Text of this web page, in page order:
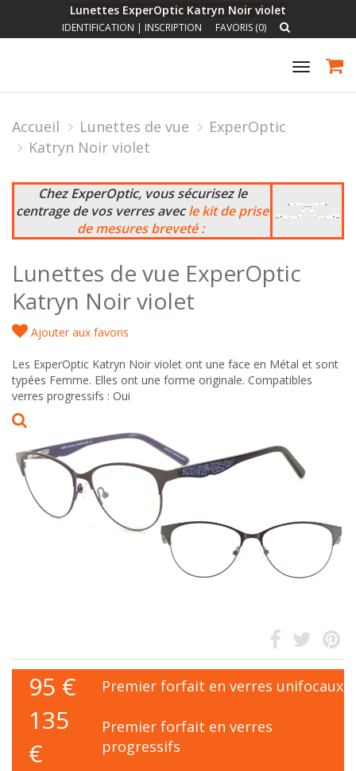
Lunettes ExperOptic Katryn Noir violet
IDENTIFICATION | INSCRIPTION FAVORIS (0)
Toggle
Accueil Lunettes de vue
ExperOptic
Katryn Noir violet
Chez ExperOptic, vous sécurisez le
centrage de vos verres avecle kit de prise
de mesures breveté :
Lunettes de vue ExperOptic
Katryn Noir violet
Ajouter aux favoris
Les ExperOptic Katryn Noir violet ont une face en Métal et sont
typées Femme. Elles ont une forme originale. Compatibles
verres progressifs : Oui
95 € Premier forfait en verres unifocaux
135
€
Premier forfait en verres
progressifs